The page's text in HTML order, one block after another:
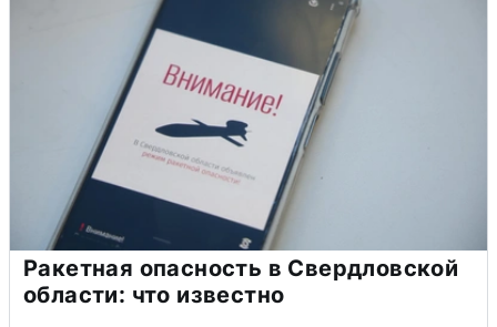
Ракетная опасность в Свердловской
области: что известно